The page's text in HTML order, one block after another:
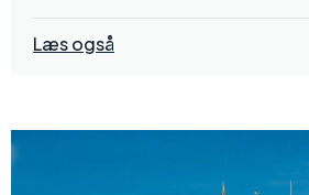
Læs også